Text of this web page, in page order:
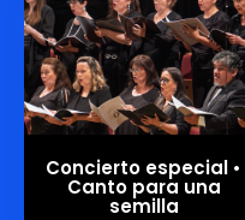
Concierto especial •
Canto para una
semilla